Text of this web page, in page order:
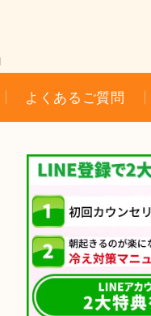
よくあるご質問